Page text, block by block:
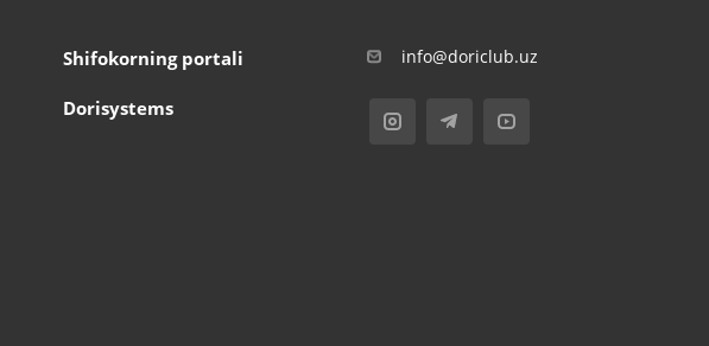
Shifokorning portali
Dorisystems
info@doriclub.uz